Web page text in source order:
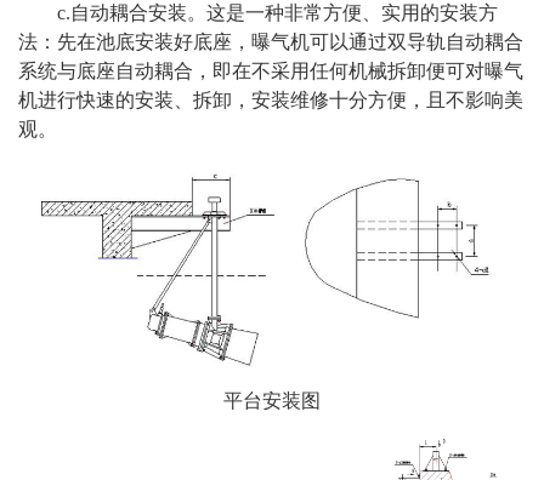
c.自动耦合安装。这是一种非常方便、实用的安装方
法：先在池底安装好底座，曝气机可以通过双导轨自动耦合
系统与底座自动耦合，即在不采用任何机械拆卸便可对曝气
机进行快速的安装、拆卸，安装维修十分方便，且不影响美
观。
平台安装图